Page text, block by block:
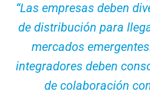
“Las empresas deben
de distribución para
mercados
integradores deben
de colaboración